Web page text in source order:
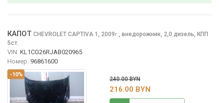
-10%
КАПОТ CHEVROLET CAPTIVA 1, 2009г., внедорожник, 2,0 дизель, КПП
5ст.
VIN: KL1CG26RJAB020965
Номер: 96861600
240.00 BYN
216.00 BYN